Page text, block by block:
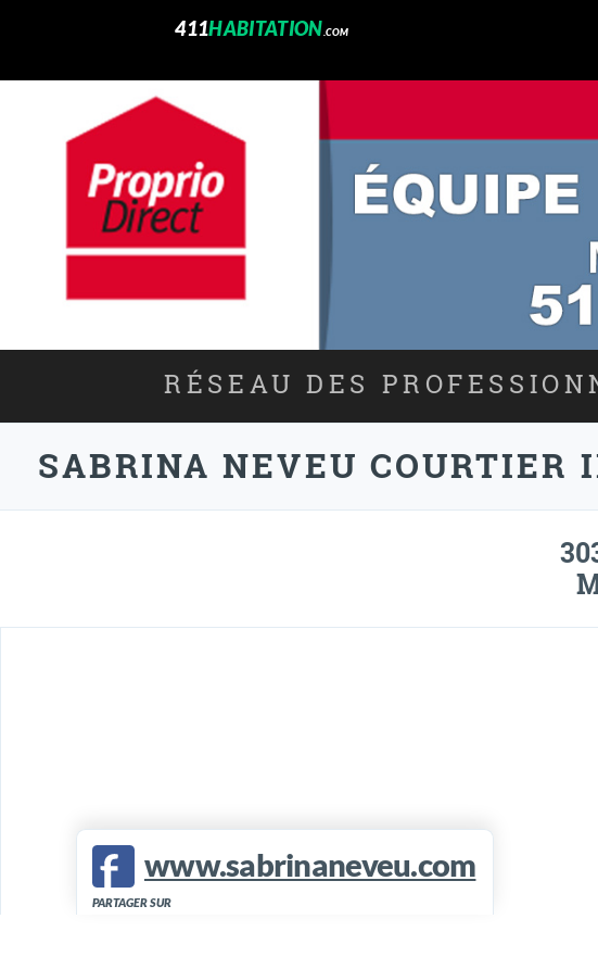
411HABITATION .COM
RÉSEAU DES
SABRINA NEVEU COURTIER
www.sabrinaneveu.com
PARTAGER SUR